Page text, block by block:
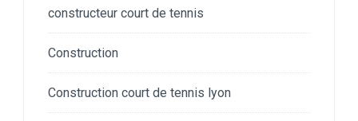
constructeur court de tennis
Construction
Construction court de tennis lyon